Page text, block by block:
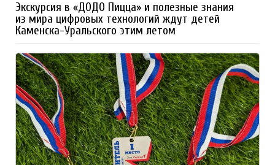
Экскурсия в «ДОДО Пицца» и полезные знания
из мира цифровых технологий ждут детей
Каменска-Уральского этим летом